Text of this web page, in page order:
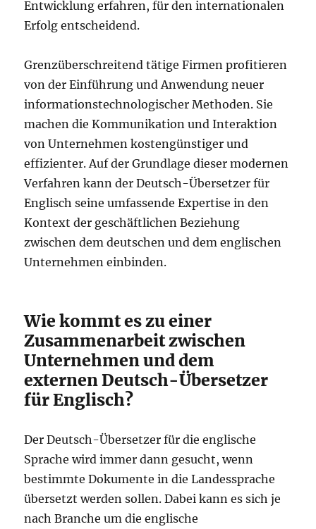
Entwicklung erfahren, für den internationalen
Erfolg entscheidend.
Grenzüberschreitend tätige Firmen profitieren
von der Einführung und Anwendung neuer
informationstechnologischer Methoden. Sie
machen die Kommunikation und Interaktion
von Unternehmen kostengünstiger und
effizienter. Auf der Grundlage dieser modernen
Verfahren kann der Deutsch-Übersetzer für
Englisch seine umfassende Expertise in den
Kontext der geschäftlichen Beziehung
zwischen dem deutschen und dem englischen
Unternehmen einbinden.
Wie kommt es zu einer
Zusammenarbeit zwischen
Unternehmen und dem
externen Deutsch-Übersetzer
für Englisch?
Der Deutsch-Übersetzer für die englische
Sprache wird immer dann gesucht, wenn
bestimmte Dokumente in die Landessprache
übersetzt werden sollen. Dabei kann es sich je
nach Branche um die englische